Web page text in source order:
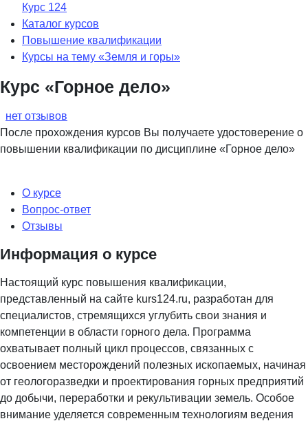
Курс 124
Каталог курсов
Повышение квалификации
Курсы на тему «Земля и горы»
Курс «Горное дело»
нет отзывов
После прохождения курсов Вы получаете удостоверение о
повышении квалификации по дисциплине «Горное дело»
О курсе
Вопрос-ответ
Отзывы
Информация о курсе
Настоящий курс повышения квалификации,
представленный на сайте kurs124.ru, разработан для
специалистов, стремящихся углубить свои знания и
компетенции в области горного дела. Программа
охватывает полный цикл процессов, связанных с
освоением месторождений полезных ископаемых, начиная
от геологоразведки и проектирования горных предприятий
до добычи, переработки и рекультивации земель. Особое
внимание уделяется современным технологиям ведения